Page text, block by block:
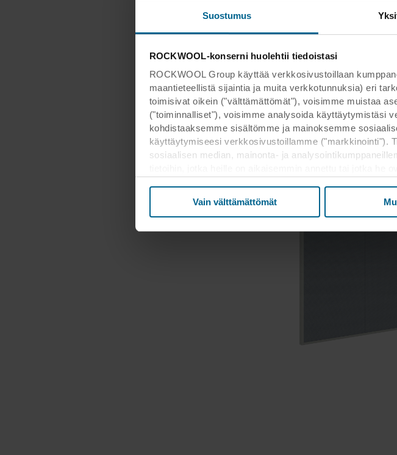
Suostumus
ROCKWOOL-konserni huolehtii tiedoistasi
ROCKWOOL Group käyttää verkkosivustoillaan
maantieteellistä sijaintia ja muita verkkotunnuksia) eri
toimisivat oikein ("välttämättömät"), voisimme muistaa
("toiminnalliset"), voisimme analysoida käyttäytymistäsi
kohdistaaksemme sisältömme ja mainoksemme
käyttäytymiseesi verkkosivustoillamme ("markkinointi").
sosiaalisen median, mainonta- ja
Vain välttämättömät